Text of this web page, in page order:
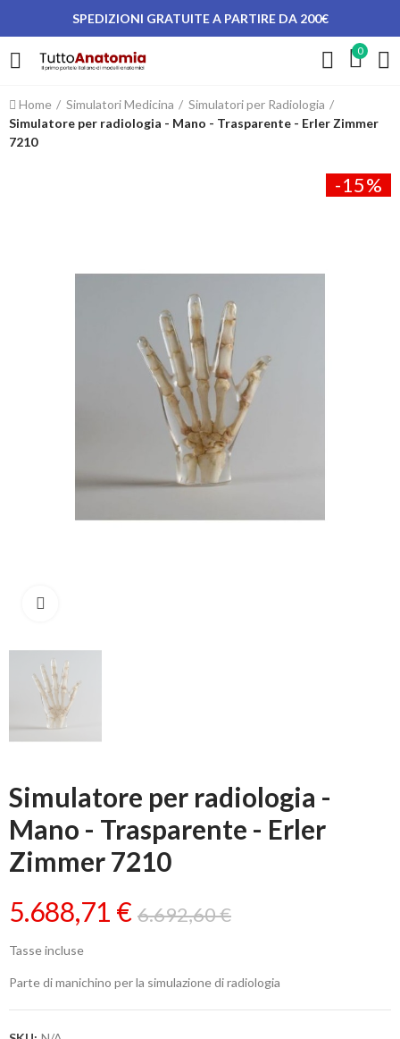
SPEDIZIONI GRATUITE A PARTIRE DA 200€
0
Home Simulatori Medicina
Simulatori per Radiologia
Simulatore per radiologia - Mano - Trasparente - Erler Zimmer
7210
-15%
Simulatore per radiologia -
Mano - Trasparente - Erler
Zimmer 7210
5.688,71 € 6.692,60 €
Tasse incluse
Parte di manichino per la simulazione di radiologia